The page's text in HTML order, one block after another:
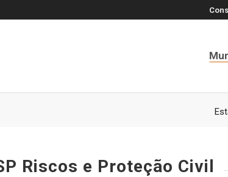
Riscos e Proteção Civil